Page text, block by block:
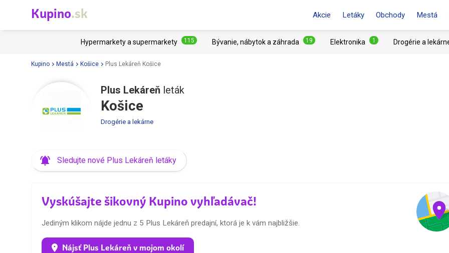
Kupino.sk Akcie Letáky Obchody Mestá
Hypermarkety a supermarkety 115 Bývanie, nábytok a záhrada 19 Elektronika 1 Drogérie a
Kupino Mestá Košice Plus Lekáreň Košice
Plus Lekáreň leták
Košice
Drogérie a lekárne
Sledujte nové Plus Lekáreň letáky
Vyskúšajte šikovný Kupino vyhľadávač!
Jediným klikom nájde jednu z 5 Plus Lekáreň predajní, ktorá je k vám najbližšie.
Nájsť Plus Lekáreň v mojom okolí